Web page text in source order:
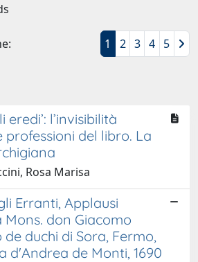
1 2 3 4 5
eredi’: l’invisibilità
professioni del libro. La
Rosa Marisa
Erranti, Applausi
Mons. don Giacomo
duchi di Sora, Fermo,
d'Andrea de Monti, 1690